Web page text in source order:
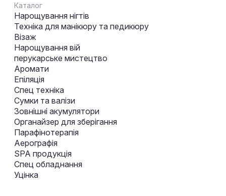
Каталог
Нарощування нігтів
Техніка для манікюру та педикюру
Візаж
Нарощування вій
перукарське мистецтво
Аромати
Епіляція
Спец техніка
Сумки та валізи
Зовнішні акумулятори
Органайзер для зберігання
Парафінотерапія
Аерографія
SPA продукція
Спец обладнання
Уцінка